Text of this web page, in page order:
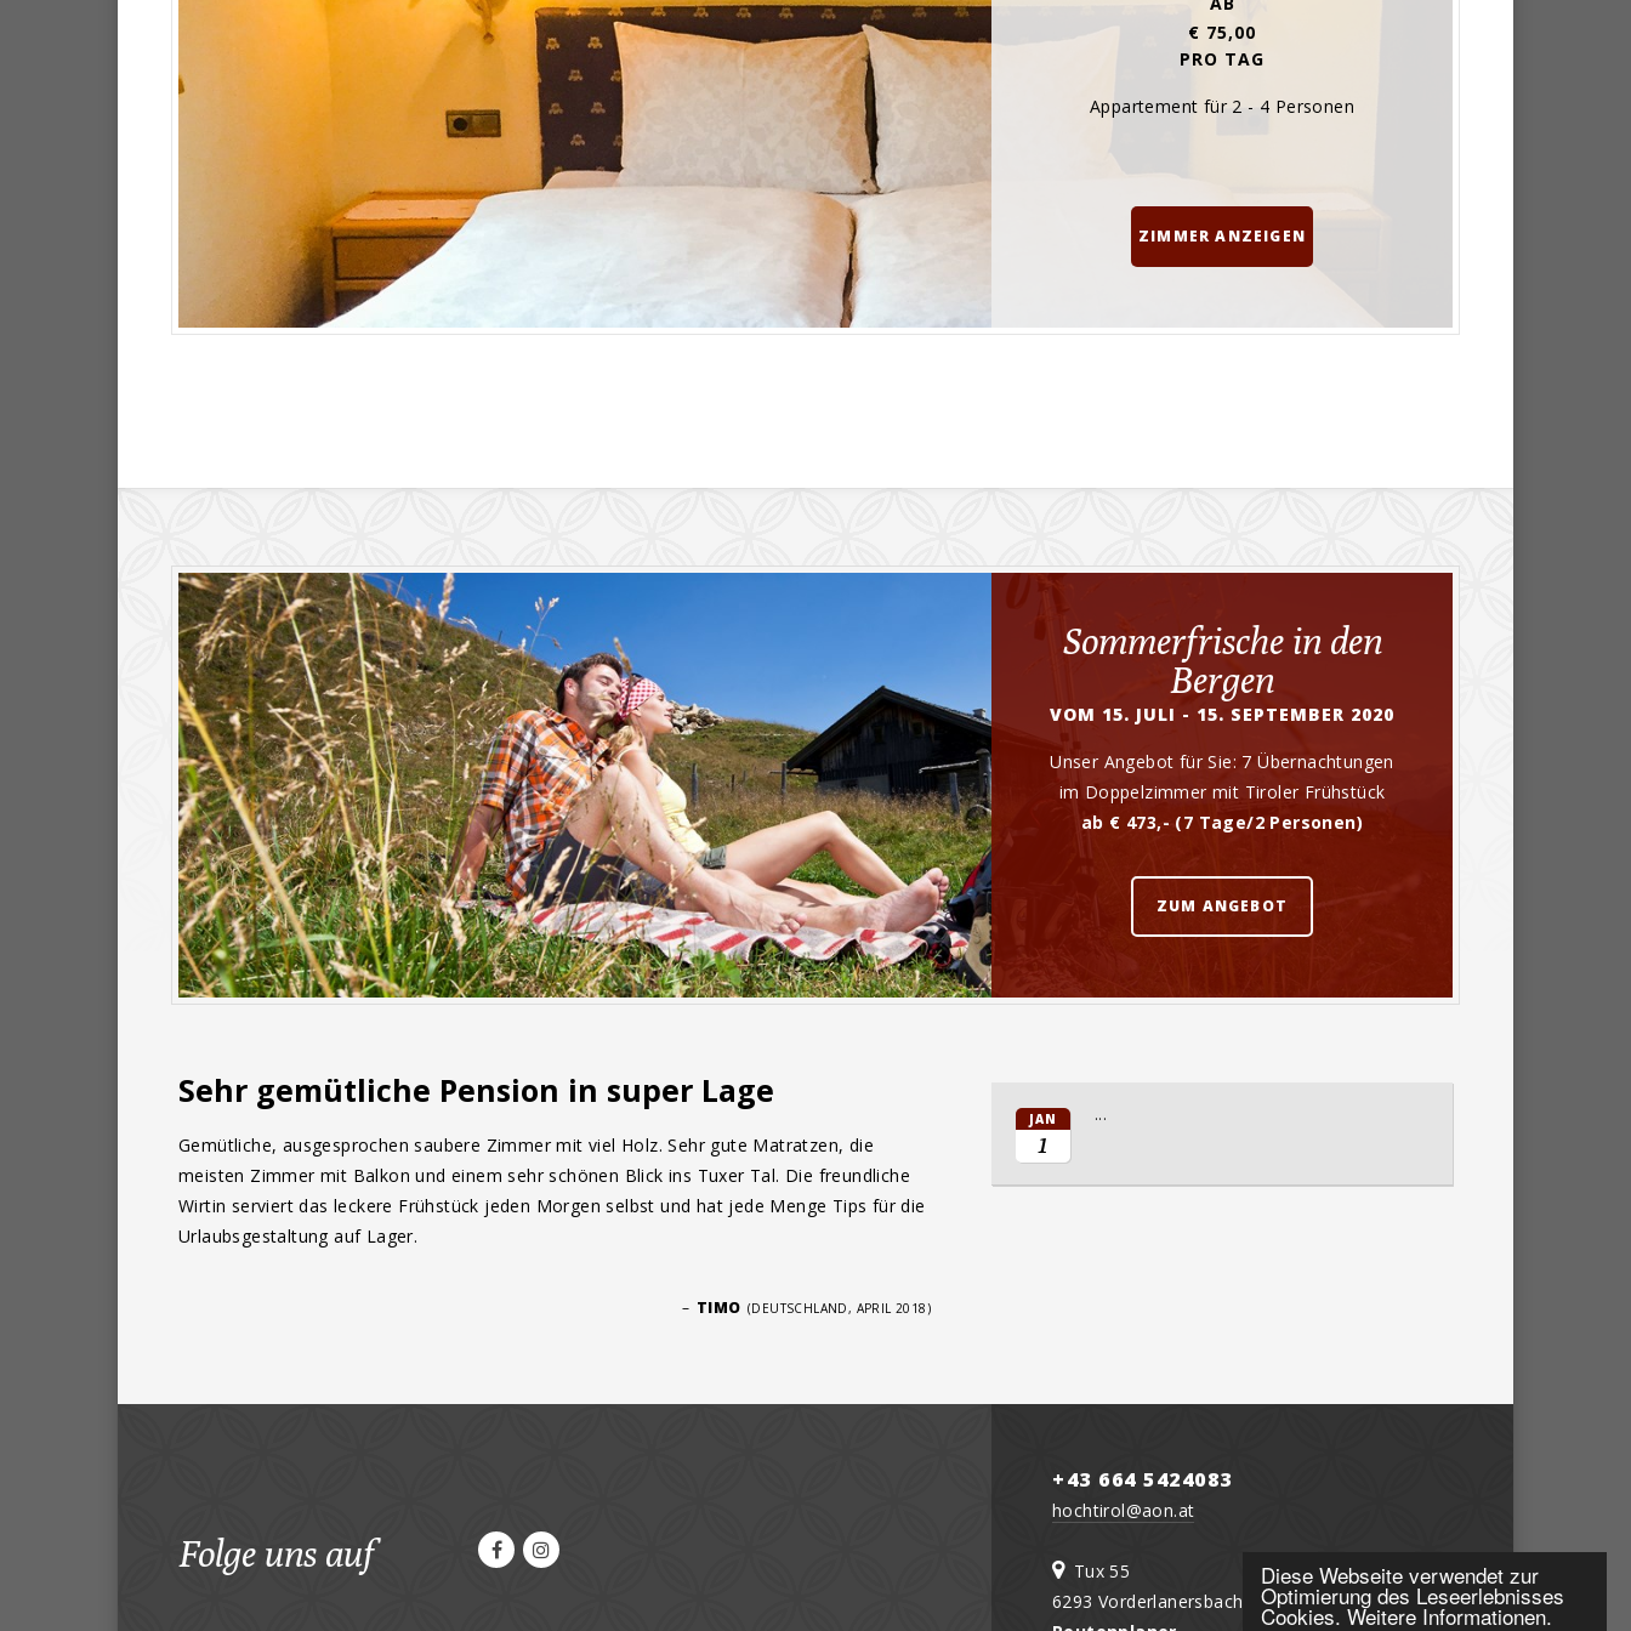
Diese Webseite verwendet zur
Optimierung des Leseerlebnisses
Cookies. Weitere Informationen.
€ 75,00
PRO TAG
Appartement für 2 - 4 Personen
ZIMMER ANZEIGEN
Sommerfrische in den
Bergen
VOM 15. JULI - 15. SEPTEMBER 2020
Unser Angebot für Sie: 7 Übernachtungen
im Doppelzimmer mit Tiroler Frühstück
ab € 473,- (7 Tage/2 Personen)
ZUM ANGEBOT
JAN
1
...
Sehr gemütliche Pension in super Lage
Gemütliche, ausgesprochen saubere Zimmer mit viel Holz. Sehr gute Matratzen, die
meisten Zimmer mit Balkon und einem sehr schönen Blick ins Tuxer Tal. Die freundliche
Wirtin serviert das leckere Frühstück jeden Morgen selbst und hat jede Menge Tips für die
Urlaubsgestaltung auf Lager.
– TIMO (DEUTSCHLAND, APRIL 2018)
Folge uns auf
+43 664 5424083
hochtirol@aon.at
Tux 55
6293 Vorderlanersbach